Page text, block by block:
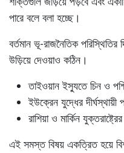
পারে বলে বলা হচ্ছে।
বর্তমান ভূ-রাজনৈতিক
উড়িয়ে দেওয়াও কঠিন।
তাইওয়ান ইস্যুতে চিন ও
ইউক্রেন যুদ্ধের দীর্ঘস্থায়ী
রাশিয়া ও মার্কিন
এই সমস্ত বিষয় একত্রিত হয়ে